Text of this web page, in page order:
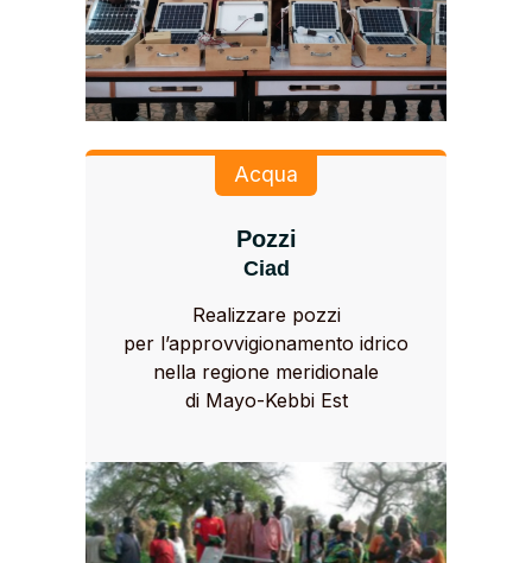
Acqua
Pozzi
Ciad
Realizzare pozzi
per l’approvvigionamento idrico
nella regione meridionale
di Mayo-Kebbi Est